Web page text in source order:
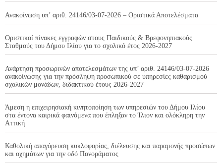
Ανακοίνωση υπ’ αριθ. 24146/03-07-2026 – Οριστικά Αποτελέσματα
Οριστικοί πίνακες εγγραφών στους Παιδικούς & Βρεφονηπιακούς
Σταθμούς του Δήμου Ιλίου για το σχολικό έτος 2026-2027
Ανάρτηση προσωρινών αποτελεσμάτων της υπ’ αριθ. 24146/03-07-2026
ανακοίνωσης για την πρόσληψη προσωπικού σε υπηρεσίες καθαρισμού
σχολικών μονάδων, διδακτικού έτους 2026-2027
Άμεση η επιχειρησιακή κινητοποίηση των υπηρεσιών του Δήμου Ιλίου
στα έντονα καιρικά φαινόμενα που έπληξαν το Ίλιον και ολόκληρη την
Αττική
Καθολική απαγόρευση κυκλοφορίας, διέλευσης και παραμονής προσώπων
και οχημάτων για την οδό Πανοράματος